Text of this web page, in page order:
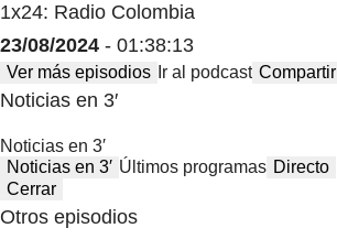
1x24: Radio Colombia
23/08/2024 - 01:38:13
Ver más episodios Ir al podcast Compartir
Noticias en 3′
Noticias en 3′
Noticias en 3′ Últimos programas Directo
Cerrar
Otros episodios